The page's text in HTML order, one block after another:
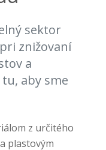
sektor
znižovaní
a
aby sme
z určitého
plastovým